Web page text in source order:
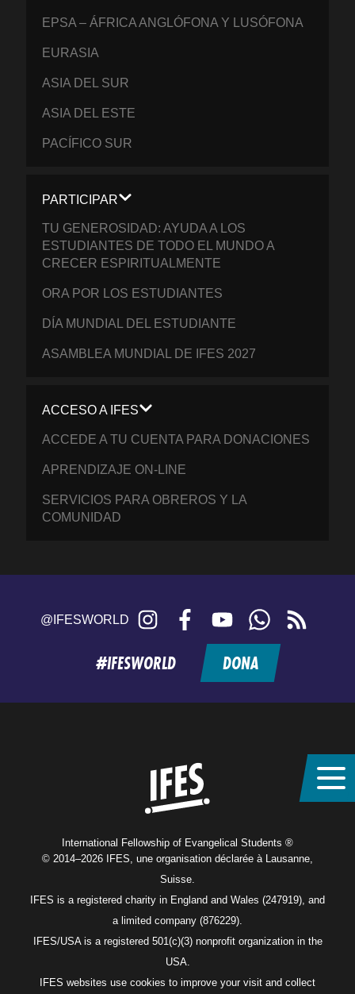
EPSA – ÁFRICA ANGLÓFONA Y LUSÓFONA
EURASIA
ASIA DEL SUR
ASIA DEL ESTE
PACÍFICO SUR
PARTICIPAR
TU GENEROSIDAD: AYUDA A LOS
ESTUDIANTES DE TODO EL MUNDO A
CRECER ESPIRITUALMENTE
ORA POR LOS ESTUDIANTES
DÍA MUNDIAL DEL ESTUDIANTE
ASAMBLEA MUNDIAL DE IFES 2027
ACCESO A IFES
ACCEDE A TU CUENTA PARA DONACIONES
APRENDIZAJE ON-LINE
SERVICIOS PARA OBREROS Y LA
COMUNIDAD
@IFESWORLD Instagram FacebookYouTubeWhatsApp
feed
#IFESWORLD DONA
International Fellowship of Evangelical Students ®
© 2014–2026 IFES, une organisation déclarée à Lausanne,
Suisse.
IFES is a registered charity in England and Wales (247919), and
a limited company (876229).
IFES/USA is a registered 501(c)(3) nonprofit organization in the
USA.
IFES websites use cookies to improve your visit and collect